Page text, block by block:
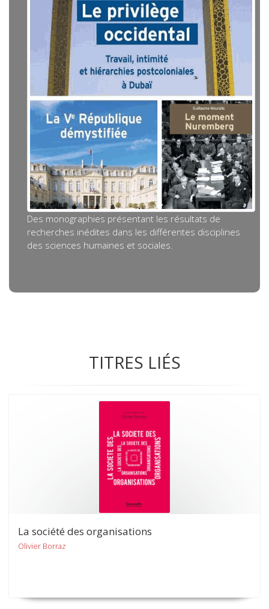
Des monographies présentant les résultats de
recherches inédites dans les différentes disciplines
des sciences humaines et sociales.
TITRES LIÉS
La société des organisations
Olivier Borraz